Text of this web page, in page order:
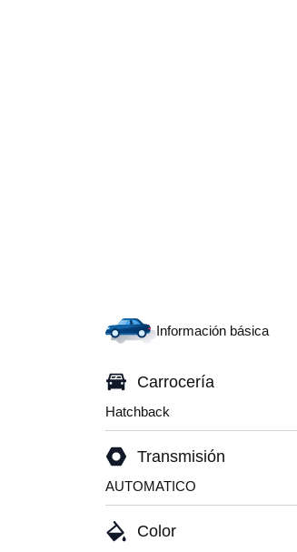
Información básica
Carrocería
Hatchback
Transmisión
AUTOMATICO
Color